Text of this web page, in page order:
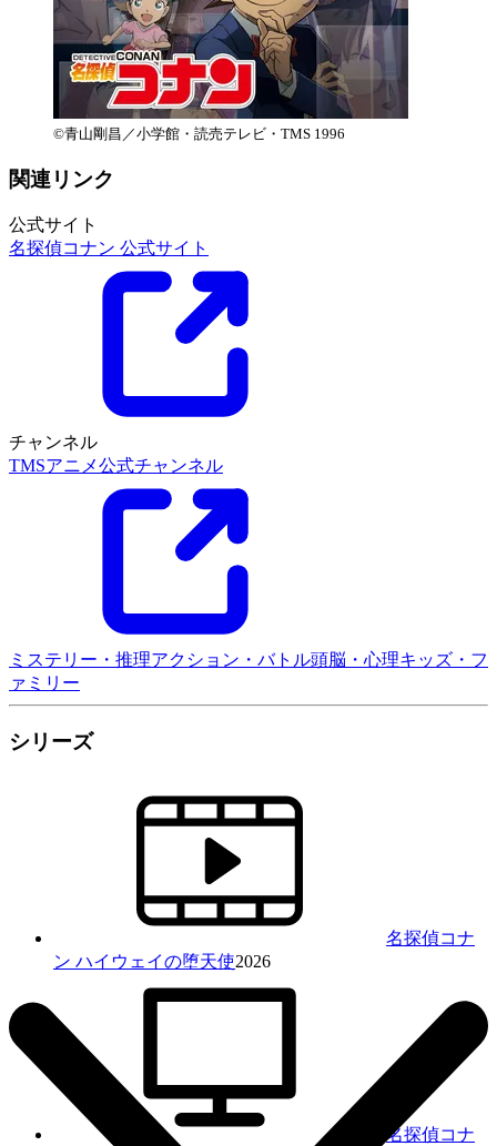
©︎青山剛昌／小学館・読売テレビ・TMS 1996
関連リンク
公式サイト
名探偵コナン 公式サイト
チャンネル
TMSアニメ公式チャンネル
ミステリー・推理アクション・バトル頭脳・心理キッズ・フ
ァミリー
シリーズ
名探偵コナ
ン ハイウェイの堕天使2026
名探偵コナ